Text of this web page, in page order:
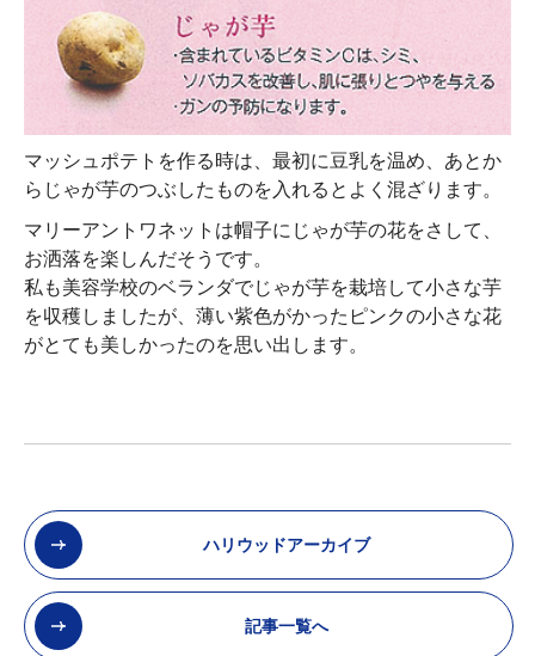
マッシュポテトを作る時は、最初に豆乳を温め、あとか
らじゃが芋のつぶしたものを入れるとよく混ざります。
マリーアントワネットは帽子にじゃが芋の花をさして、
お洒落を楽しんだそうです。
私も美容学校のベランダでじゃが芋を栽培して小さな芋
を収穫しましたが、薄い紫色がかったピンクの小さな花
がとても美しかったのを思い出します。
ハリウッドアーカイブ
記事一覧へ